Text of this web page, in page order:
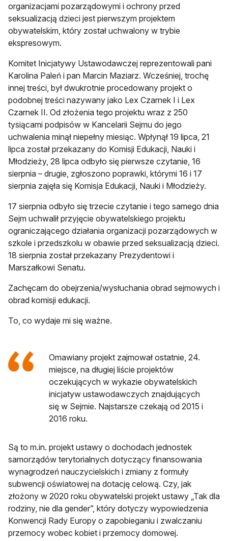
organizacjami pozarządowymi i ochrony przed
seksualizacją dzieci jest pierwszym projektem
obywatelskim, który został uchwalony w trybie
ekspresowym.
Komitet Inicjatywy Ustawodawczej reprezentowali pani
Karolina Paleń i pan Marcin Maziarz. Wcześniej, trochę
innej treści, był dwukrotnie procedowany projekt o
podobnej treści nazywany jako Lex Czarnek I i Lex
Czarnek II. Od złożenia tego projektu wraz z 250
tysiącami podpisów w Kancelarii Sejmu do jego
uchwalenia minął niepełny miesiąc. Wpłynął 19 lipca, 21
lipca został przekazany do Komisji Edukacji, Nauki i
Młodzieży, 28 lipca odbyło się pierwsze czytanie, 16
sierpnia – drugie, zgłoszono poprawki, którymi 16 i 17
sierpnia zajęła się Komisja Edukacji, Nauki i Młodzieży.
17 sierpnia odbyło się trzecie czytanie i tego samego dnia
Sejm uchwalił przyjęcie obywatelskiego projektu
ograniczającego działania organizacji pozarządowych w
szkole i przedszkolu w obawie przed seksualizacją dzieci.
18 sierpnia został przekazany Prezydentowi i
Marszałkowi Senatu.
Zachęcam do obejrzenia/wysłuchania obrad sejmowych i
obrad komisji edukacji.
To, co wydaje mi się ważne.
Omawiany projekt zajmował ostatnie, 24.
miejsce, na długiej liście projektów
oczekujących w wykazie obywatelskich
inicjatyw ustawodawczych znajdujących
się w Sejmie. Najstarsze czekają od 2015 i
2016 roku.
Są to m.in. projekt ustawy o dochodach jednostek
samorządów terytorialnych dotyczący finansowania
wynagrodzeń nauczycielskich i zmiany z formuły
subwencji oświatowej na dotację celową. Czy, jak
złożony w 2020 roku obywatelski projekt ustawy „Tak dla
rodziny, nie dla gender”, który dotyczy wypowiedzenia
Konwencji Rady Europy o zapobieganiu i zwalczaniu
przemocy wobec kobiet i przemocy domowej.